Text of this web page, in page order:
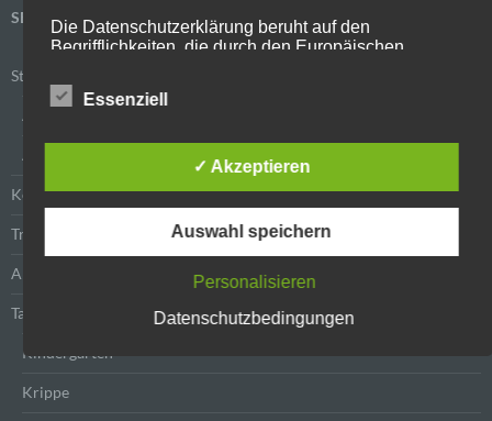
SEITEN
Startseite
Anmeldung
Anmeldebogen
Kontakt
Träger
Anfahrt
Tagesablauf
Kindergarten
Krippe
Die Datenschutzerklärung beruht auf den
Begrifflichkeiten, die durch den Europäischen
Datenschutz-Grundverordnung (DS-GVO) verwendet
wurden. Unsere Datenschutzerklärung soll sowohl
Geschäftspartner einfach lesbar und verständlich
sein. Um dies zu gewährleisten, möchten wir vorab
Wir verwenden in dieser Datenschutzerklärung unter
anderem die folgenden Begriffe:
a) personenbezogene Daten
Essenziell
✓ Akzeptieren
Auswahl speichern
Personalisieren
Datenschutzbedingungen